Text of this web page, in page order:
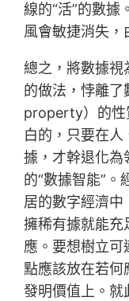
線的“活”的數據
風會敏捷消失，
總之，將數據視
的做法，悖離了
property）的性
白的，只要在
據，才幹退化為
的“數據智能”。
居的數字經濟
擁稀有據就能充
應。要想樹立可
點應該放在若何
發明價值上。就